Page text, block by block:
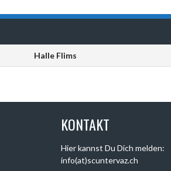
Halle Flims
KONTAKT
Hier kannst Du Dich melden:
info(at)scuntervaz.ch